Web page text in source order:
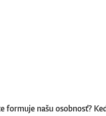
našu osobnosť?